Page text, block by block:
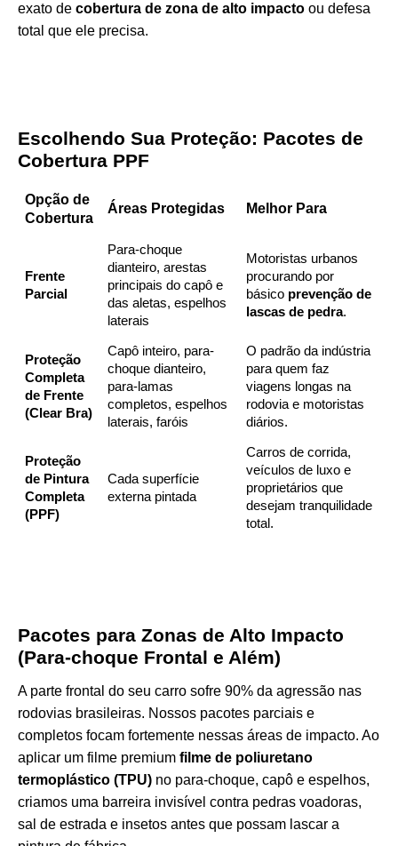
exato de cobertura de zona de alto impacto ou defesa
total que ele precisa.
Escolhendo Sua Proteção: Pacotes de
Cobertura PPF
Opção de
Cobertura
Áreas Protegidas Melhor Para
Frente
Parcial
Para-choque
dianteiro, arestas
principais do capô e
das aletas, espelhos
laterais
Motoristas urbanos
procurando por
básico prevenção de
lascas de pedra.
Proteção
Completa
de Frente
(Clear Bra)
Capô inteiro, para-
choque dianteiro,
para-lamas
completos, espelhos
laterais, faróis
O padrão da indústria
para quem faz
viagens longas na
rodovia e motoristas
diários.
Proteção
de Pintura
Completa
(PPF)
Cada superfície
externa pintada
Carros de corrida,
veículos de luxo e
proprietários que
desejam tranquilidade
total.
Pacotes para Zonas de Alto Impacto
(Para-choque Frontal e Além)
A parte frontal do seu carro sofre 90% da agressão nas
rodovias brasileiras. Nossos pacotes parciais e
completos focam fortemente nessas áreas de impacto. Ao
aplicar um filme premium filme de poliuretano
termoplástico (TPU) no para-choque, capô e espelhos,
criamos uma barreira invisível contra pedras voadoras,
sal de estrada e insetos antes que possam lascar a